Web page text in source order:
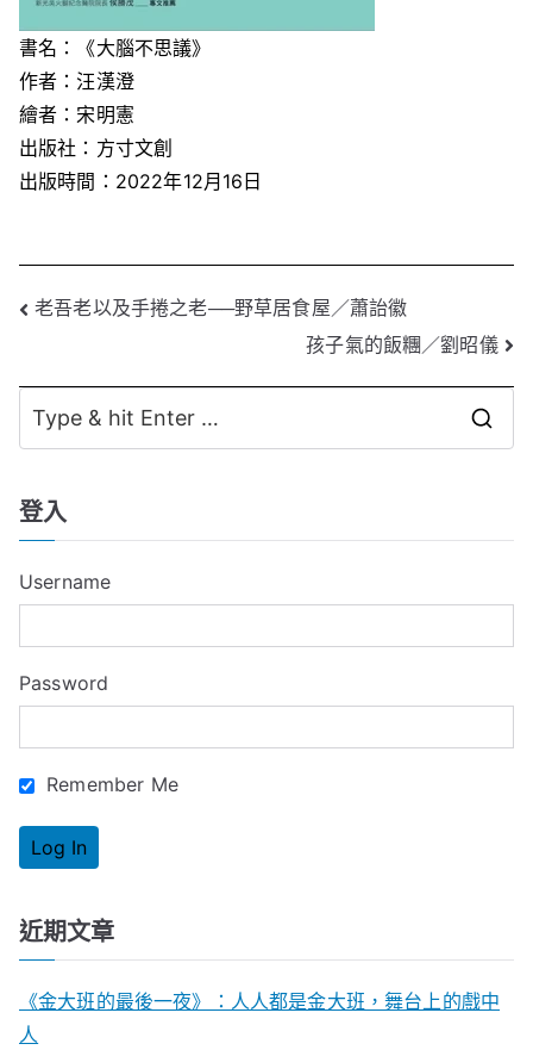
書名：《大腦不思議》
作者：汪漢澄
繪者：宋明憲
出版社：方寸文創
出版時間：2022年12月16日
文
導
覽
老吾老以及手捲之老──野草居食屋／蕭詒徽
孩子氣的飯糰／劉昭儀
h
r
登入
Username
Password
Remember Me
近期文章
《金大班的最後一夜》：人人都是金大班，舞台上的戲中
人